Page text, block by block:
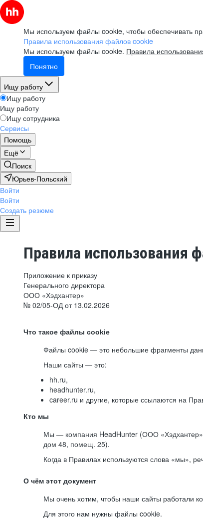
Мы используем файлы cookie, чтобы обеспечивать
Правила использования файлов cookie
Мы используем файлы cookie. Правила
Понятно
Ищу работу
Ищу работу
Ищу работу
Ищу сотрудника
Сервисы
Помощь
Ещё
Поиск
Юрьев-Польский
Войти
Войти
Создать резюме
Правила использования
Приложение к приказу
Генерального директора
ООО «Хэдхантер»
№ 02/05-ОД от 13.02.2026
Что такое файлы cookie
Файлы cookie — это небольшие фрагменты
Наши сайты — это:
hh.ru,
headhunter.ru,
career.ru и другие, которые ссылаются на
Кто мы
Мы — компания HeadHunter (ООО «Хэдхантер»,
дом 48, помещ. 25).
Когда в Правилах используются слова «мы»,
О чём этот документ
Мы очень хотим, чтобы наши сайты работали
Для этого нам нужны файлы cookie.